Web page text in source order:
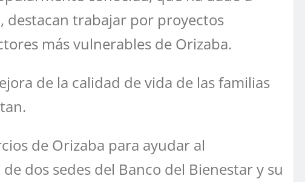
destacan trabajar por proyectos
más vulnerables de Orizaba.
de la calidad de vida de las familias
de Orizaba para ayudar al
dos sedes del Banco del Bienestar y su